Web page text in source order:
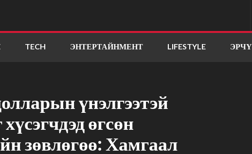
TECH ЭНТЕРТАЙНМЕНТ LIFESTYLE
үнэлгээтэй
өгсөн
зөвлөгөө: Хамгаал